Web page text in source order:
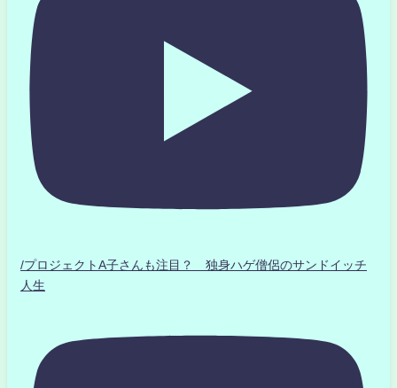
/プロジェクトA子さんも注目？ 独身ハゲ僧侶のサンドイッチ
人生